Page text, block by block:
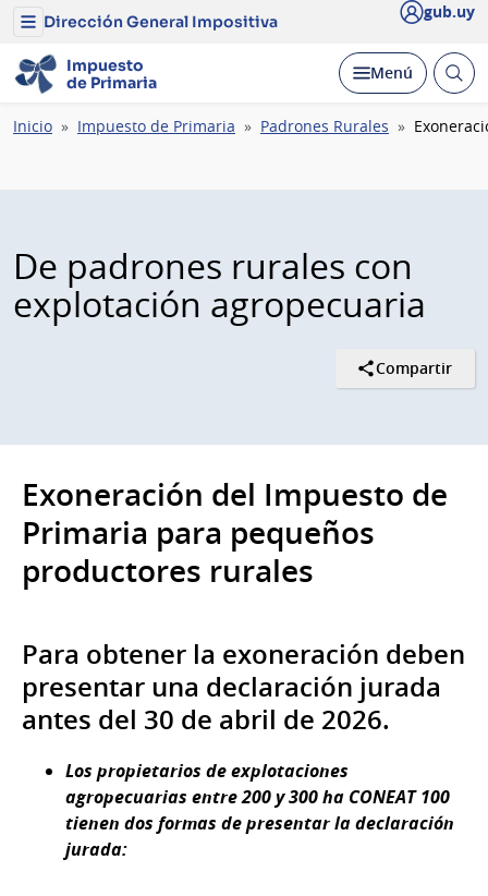
Menú
Dirección
General
Impositiva
Dirección General Impositiva gub.uy
Impuesto
de Primaria
Desplegar
Menú Abrir
Ruta
Inicio Impuesto de Primaria Padrones Rurales
De padrones rurales con
explotación agropecuaria
Compartir
Exoneración del Impuesto de
Primaria para pequeños
productores rurales
Para obtener la exoneración deben
presentar una declaración jurada
antes del 30 de abril de 2026.
Los propietarios de explotaciones
agropecuarias entre 200 y 300 ha CONEAT 100
tienen dos formas de presentar la declaración
jurada: